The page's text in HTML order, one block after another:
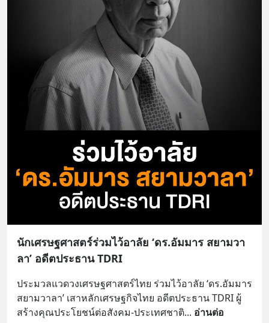
นักเศรษฐศาสตร์ร่วมไว้อาลัย ‘ดร.อัมมาร สยามวา
ลา’ อดีตประธาน TDRI
ประมวลแวดวงเศรษฐศาสตร์ไทย ร่วมไว้อาลัย ‘ดร.อัมมาร
สยามวาลา’ เสาหลักเศรษฐกิจไทย อดีตประธาน TDRI ผู้
สร้างคุณประโยชน์ต่อสังคม-ประเทศชาติ... อ่านต่อ